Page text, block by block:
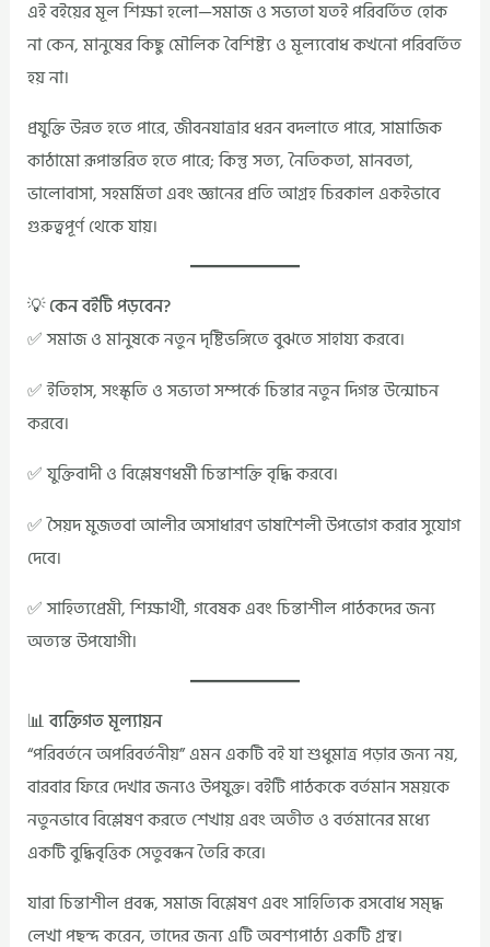
এই বইয়ের মূল শিক্ষা হলো—সমাজ ও সভ্যতা যতই পরিবর্তিত হোক
না কেন, মানুষের কিছু মৌলিক বৈশিষ্ট্য ও মূল্যবোধ কখনো পরিবর্তিত
হয় না।
প্রযুক্তি উন্নত হতে পারে, জীবনযাত্রার ধরন বদলাতে পারে, সামাজিক
কাঠামো রূপান্তরিত হতে পারে; কিন্তু সত্য, নৈতিকতা, মানবতা,
ভালোবাসা, সহমর্মিতা এবং জ্ঞানের প্রতি আগ্রহ চিরকাল একইভাবে
গুরুত্বপূর্ণ থেকে যায়।
💡 কেন বইটি পড়বেন?
✅ সমাজ ও মানুষকে নতুন দৃষ্টিভঙ্গিতে বুঝতে সাহায্য করবে।
✅ ইতিহাস, সংস্কৃতি ও সভ্যতা সম্পর্কে চিন্তার নতুন দিগন্ত উন্মোচন
করবে।
✅ যুক্তিবাদী ও বিশ্লেষণধর্মী চিন্তাশক্তি বৃদ্ধি করবে।
✅ সৈয়দ মুজতবা আলীর অসাধারণ ভাষাশৈলী উপভোগ করার সুযোগ
দেবে।
✅ সাহিত্যপ্রেমী, শিক্ষার্থী, গবেষক এবং চিন্তাশীল পাঠকদের জন্য
অত্যন্ত উপযোগী।
📊 ব্যক্তিগত মূল্যায়ন
“পরিবর্তনে অপরিবর্তনীয়” এমন একটি বই যা শুধুমাত্র পড়ার জন্য নয়,
বারবার ফিরে দেখার জন্যও উপযুক্ত। বইটি পাঠককে বর্তমান সময়কে
নতুনভাবে বিশ্লেষণ করতে শেখায় এবং অতীত ও বর্তমানের মধ্যে
একটি বুদ্ধিবৃত্তিক সেতুবন্ধন তৈরি করে।
যারা চিন্তাশীল প্রবন্ধ, সমাজ বিশ্লেষণ এবং সাহিত্যিক রসবোধ সমৃদ্ধ
লেখা পছন্দ করেন, তাদের জন্য এটি অবশ্যপাঠ্য একটি গ্রন্থ।